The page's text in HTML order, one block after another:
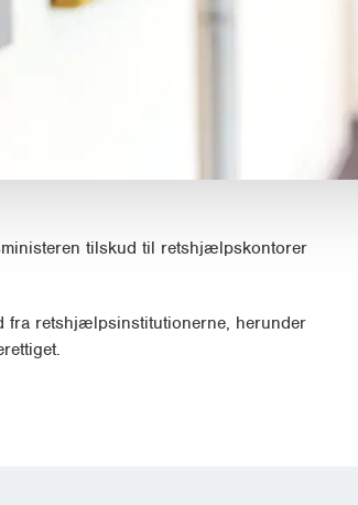
tilskud til retshjælpskontorer
fra retshjælpsinstitutionerne, herunder